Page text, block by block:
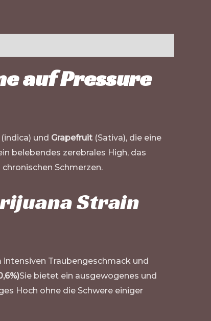
aufPressure
(indica) und Grapefruit (Sativa), die eine
belebendes zerebrales High, das
Schmerzen.
Strain
Traubengeschmack und
Sie bietet ein ausgewogenes und
Hoch ohne die Schwere einiger